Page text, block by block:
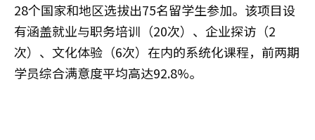
28个国家和地区选拔出75名留学生参加。该项目设
有涵盖就业与职务培训（20次）、企业探访（2
次）、文化体验（6次）在内的系统化课程，前两期
学员综合满意度平均高达92.8%。